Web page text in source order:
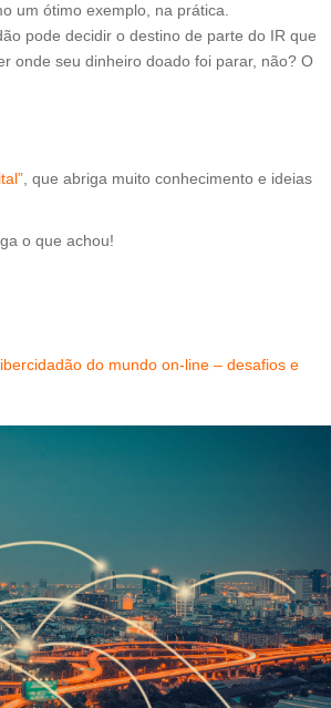
um ótimo exemplo, na prática.
pode decidir o destino de parte do IR que
onde seu dinheiro doado foi parar, não? O
, que abriga muito conhecimento e ideias
o que achou!
do mundo on-line – desafios e